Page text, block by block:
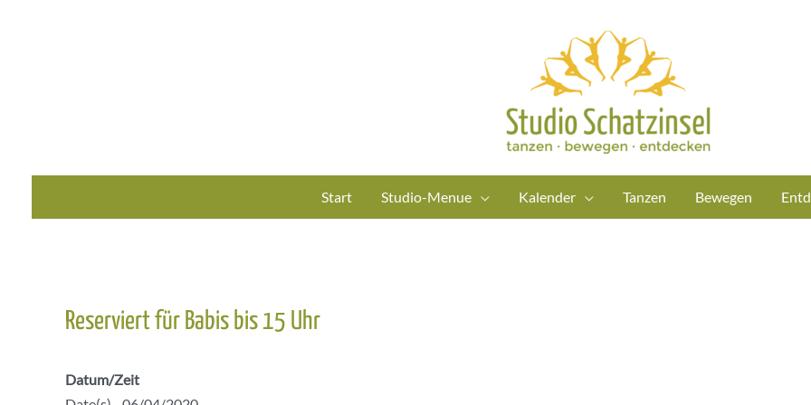
Start Studio-Menue Kalender Tanzen Bewegen
Reserviert für Babis bis 15 Uhr
Datum/Zeit